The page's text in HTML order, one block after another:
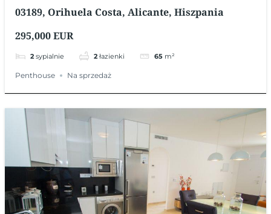
03189, Orihuela Costa, Alicante, Hiszpania
295,000 EUR
2 sypialnie 2 łazienki 65 m²
Penthouse Na sprzedaż